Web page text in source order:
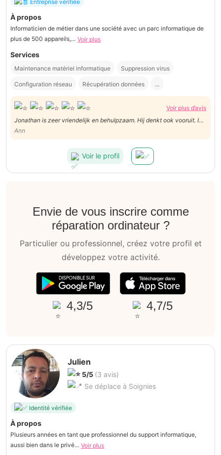
Entreprise vérifiée
À propos
Informaticien de métier dans une société avec un parc informatique de
plus de 500 appareils,... Voir plus
Services
Maintenance matériel informatique Suppression virus
Configuration réseau Récupération données ...
Voir plus d’avis
Jonathan is zeer vriendelijk en behulpzaam. Hij denkt ook vooruit. Ik
ben zeer tevreden.
Ann
Voir le profil
Envie de vous inscrire comme
réparation ordinateur ?
Particulier ou professionnel, créez votre profil et
développez votre activité.
4,3/5 4,7/5
Julien
5/5 (3 avis)
Se déplace à Soignies
Identité vérifiée
À propos
Plusieurs années en tant que professionnel du support informatique,
aussi bien dans le privé... Voir plus